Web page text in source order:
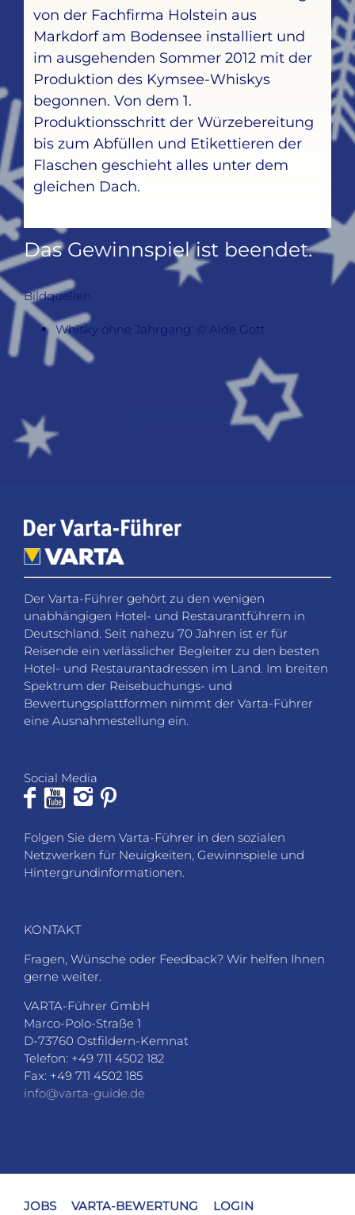
von der Fachfirma Holstein aus
Markdorf am Bodensee installiert und
im ausgehenden Sommer 2012 mit der
Produktion des Kymsee-Whiskys
begonnen. Von dem 1.
Produktionsschritt der Würzebereitung
bis zum Abfüllen und Etikettieren der
Flaschen geschieht alles unter dem
gleichen Dach.
Das Gewinnspiel ist beendet.
Bildquellen
Whisky ohne Jahrgang: © Alde Gott
Pinterest
E-
Mail
Der Varta-Führer gehört zu den wenigen
unabhängigen Hotel- und Restaurantführern in
Deutschland. Seit nahezu 70 Jahren ist er für
Reisende ein verlässlicher Begleiter zu den besten
Hotel- und Restaurantadressen im Land. Im breiten
Spektrum der Reisebuchungs- und
Bewertungsplattformen nimmt der Varta-Führer
eine Ausnahmestellung ein.
Social Media
Folgen Sie dem Varta-Führer in den sozialen
Netzwerken für Neuigkeiten, Gewinnspiele und
Hintergrundinformationen.
KONTAKT
Fragen, Wünsche oder Feedback? Wir helfen Ihnen
gerne weiter.
VARTA-Führer GmbH
Marco-Polo-Straße 1
D-73760 Ostfildern-Kemnat
Telefon: +49 711 4502 182
Fax: +49 711 4502 185
info@varta-guide.de
JOBS VARTA-BEWERTUNG LOGIN